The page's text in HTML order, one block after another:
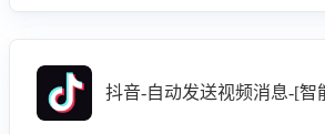
抖音-自动发送视频消息-[智